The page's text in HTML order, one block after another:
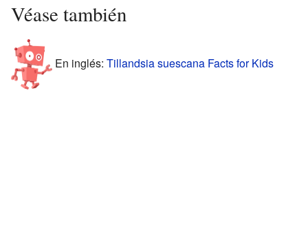
Véase también
En inglés: Tillandsia suescana Facts for Kids